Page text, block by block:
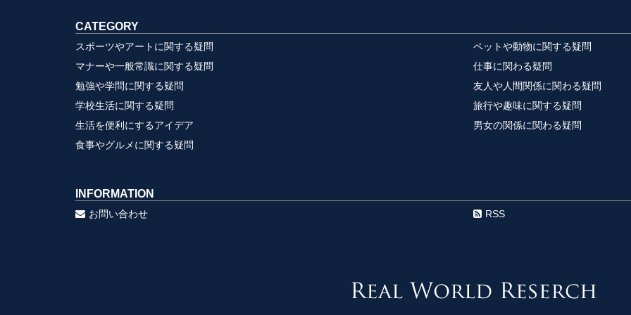
ので、小学生の自由研
英単語の単語帳
英単語を覚える勉強
肉じゃがで作っ
肉じゃがをたくさん
CATEGORY
スポーツやアートに関する疑問
ペットや動物に関する疑問
マナーや一般常識に関する疑問
仕事に関わる疑問
勉強や学問に関する疑問
友人や人間関係に関わる疑問
学校生活に関する疑問
旅行や趣味に関する疑問
生活を便利にするアイデア
男女の関係に関わる疑問
食事やグルメに関する疑問
INFORMATION
お問い合わせ RSS